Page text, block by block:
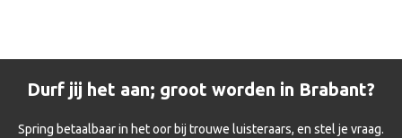
Durf jij het aan; groot worden in Brabant?
Spring betaalbaar in het oor bij trouwe luisteraars, en stel je vraag.